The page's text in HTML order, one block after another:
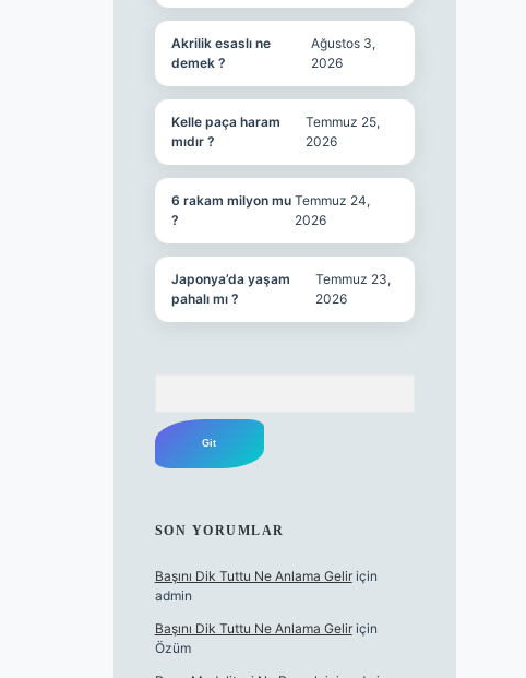
Akrilik esaslı ne
demek ?
Ağustos 3,
2026
Kelle paça haram
mıdır ?
Temmuz 25,
2026
6 rakam milyon mu
?
Temmuz 24,
2026
Japonya’da yaşam
pahalı mı ?
Temmuz 23,
2026
SON YORUMLAR
Başını Dik Tuttu Ne Anlama Geliriçin
admin
Başını Dik Tuttu Ne Anlama Geliriçin
Özüm